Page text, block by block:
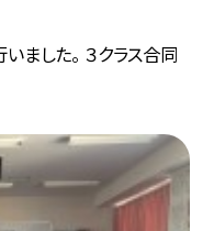
ました。 ３クラス合同